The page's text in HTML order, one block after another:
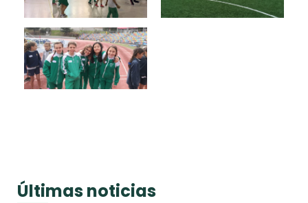
Últimas noticias